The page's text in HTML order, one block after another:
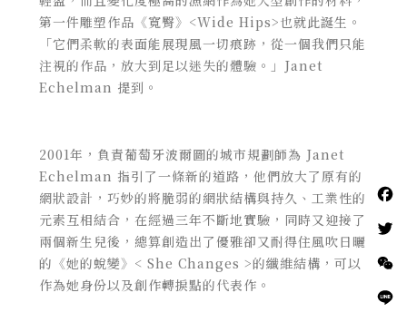
第一件雕塑作品 《寬臀》<Wide Hips>也就此誕生。
「它們柔軟的表面能展現風一切痕跡，從一個我們只能
注視的作品，放大到足以迷失的體驗。」Janet
Echelman 提到。
2001年，負責葡萄牙波爾圖的城市規劃師為 Janet
Echelman 指引了一條新的道路，他們放大了原有的
網狀設計，巧妙的將脆弱的網狀結構與持久、工業性的
元素互相結合，在經過三年不斷地實驗，同時又迎接了
兩個新生兒後，總算創造出了優雅卻又耐得住風吹日曬
的《她的蛻變》< She Changes >的纖維結構，可以
作為她身份以及創作轉捩點的代表作。